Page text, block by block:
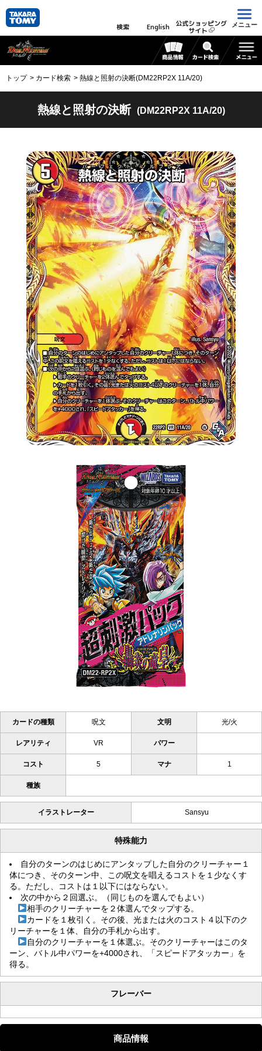
検索 English 公式ショッピング
サイト
メニュー
トップ カード検索 熱線と照射の決断(DM22RP2X 11A/20)
熱線と照射の決断 (DM22RP2X 11A/20)
カードの種類 呪文 文明 光/火
レアリティ VR パワー
コスト 5 マナ 1
種族
イラストレーター Sansyu
特殊能力
自分のターンのはじめにアンタップした自分のクリーチャー１
体につき、そのターン中、この呪文を唱えるコストを１少なくす
る。ただし、コストは１以下にはならない。
次の中から２回選ぶ。（同じものを選んでもよい）
相手のクリーチャーを２体選んでタップする。
カードを１枚引く。その後、光または火のコスト４以下のク
リーチャーを１体、自分の手札から出す。
自分のクリーチャーを１体選ぶ。そのクリーチャーはこのタ
ーン、バトル中パワーを+4000され、「スピードアタッカー」を
得る。
フレーバー
商品情報